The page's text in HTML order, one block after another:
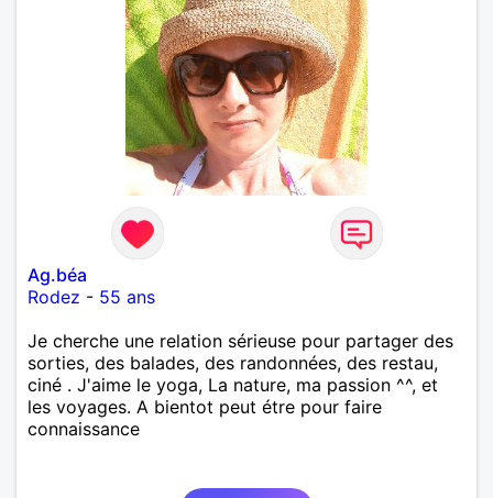
Ag.béa
Rodez - 55 ans
Je cherche une relation sérieuse pour partager des
sorties, des balades, des randonnées, des restau,
ciné . J'aime le yoga, La nature, ma passion ^^, et
les voyages. A bientot peut étre pour faire
connaissance